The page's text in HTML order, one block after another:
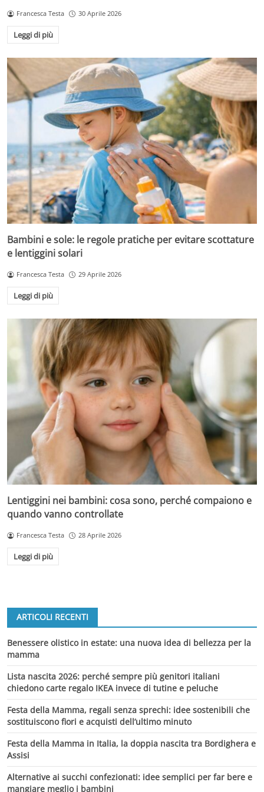
Francesca Testa 30 Aprile 2026
Leggi di più
Bambini e sole: le regole pratiche per evitare scottature
e lentiggini solari
Francesca Testa 29 Aprile 2026
Leggi di più
Lentiggini nei bambini: cosa sono, perché compaiono e
quando vanno controllate
Francesca Testa 28 Aprile 2026
Leggi di più
ARTICOLI RECENTI
Benessere olistico in estate: una nuova idea di bellezza per la
mamma
Lista nascita 2026: perché sempre più genitori italiani
chiedono carte regalo IKEA invece di tutine e peluche
Festa della Mamma, regali senza sprechi: idee sostenibili che
sostituiscono fiori e acquisti dell’ultimo minuto
Festa della Mamma in Italia, la doppia nascita tra Bordighera e
Assisi
Alternative ai succhi confezionati: idee semplici per far bere e
mangiare meglio i bambini